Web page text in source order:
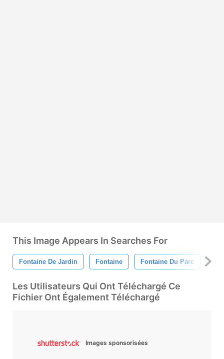
This Image Appears In Searches For
Fontaine De Jardin Fontaine Fontaine Du Parc
Les Utilisateurs Qui Ont Téléchargé Ce
Fichier Ont Également Téléchargé
Images sponsorisées